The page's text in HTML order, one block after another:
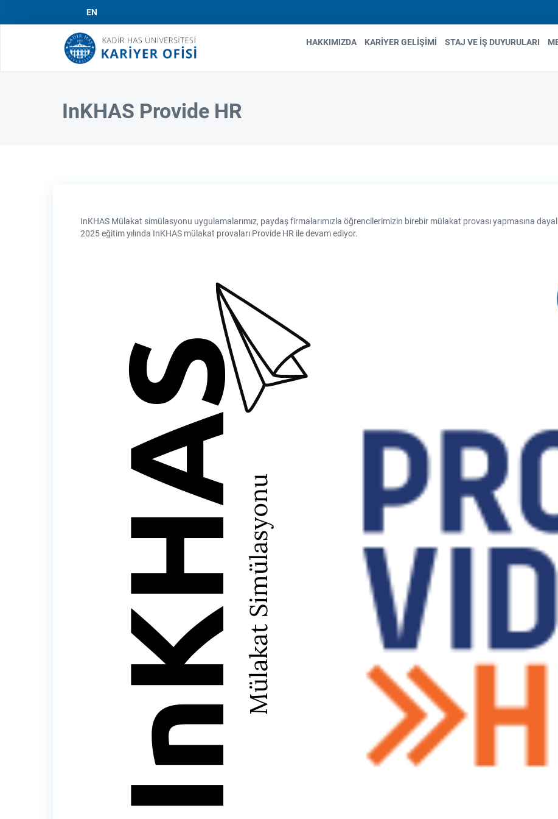
EN
HAKKIMIZDA KARIYER GELIŞIMI STAJ VE İŞ DUYURULARI
InKHAS Provide HR
InKHAS Mülakat simülasyonu uygulamalarımız, paydaş firmalarımızla öğrencilerimizin birebir mülakat provası yapmasına
2025 eğitim yılında InKHAS mülakat provaları Provide HR ile devam ediyor.